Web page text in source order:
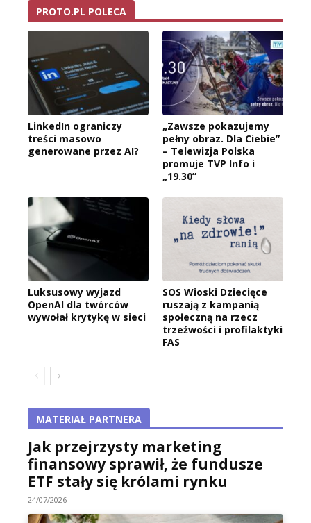
PROTO.PL POLECA
LinkedIn ograniczy
treści masowo
generowane przez AI?
„Zawsze pokazujemy
pełny obraz. Dla Ciebie”
– Telewizja Polska
promuje TVP Info i
„19.30”
Luksusowy wyjazd
OpenAI dla twórców
wywołał krytykę w sieci
SOS Wioski Dziecięce
ruszają z kampanią
społeczną na rzecz
trzeźwości i profilaktyki
FAS
MATERIAŁ PARTNERA
Jak przejrzysty marketing
finansowy sprawił, że fundusze
ETF stały się królami rynku
24/07/2026